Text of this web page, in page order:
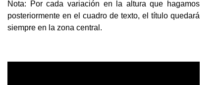
Nota: Por cada variación en la altura que hagamos
posteriormente en el cuadro de texto, el título quedará
siempre en la zona central.